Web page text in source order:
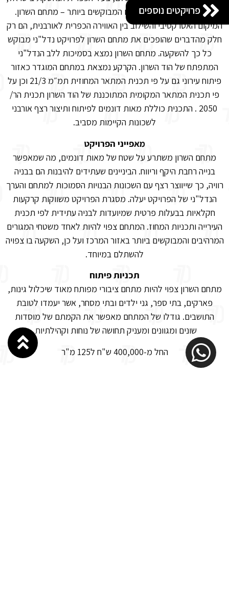
עתיד לקום אחד הפרויקטים המבוקשים ביותר – מתחם השרון.
המיקום האטרקטיבי והשילוב בין האווירה הכפרית לאורבנית, הם רק
חלק מהדברים שהופכים את מתחם השרון לפרויקט נדל"ני מבוקש
כל כך להשקעה. מתחם השרון נמצא בסמיכות ללב הנדל"ני
המתפתח של הוד השרון. הקרקע נמצאת במתחם המוגדר כאזור
פיתוח עירוני גם על פי תכנית המתאר המחוזית תמ״מ 21/3 וכן על
פי תכנית המתאר המקומית המתוכננת של הוד השרון תכנית הר/
2050 . התכנית כוללת מאות דונמים לפיתוח ותיצור רצף אורבני
לשכונות הקיימות מסביב.
מאפייני הפרויקט
מתחם השרון משתרע על שטח של מאות דונמים, מה שמאפשר
בנייה רחבת היקף וריווח. הביניינים שעתידים להיבנות הם בבניה
רוויה, כך שייווצר רצף עם השכונות הבנויות הסמוכות למתחם והערך
הנדל"ני של הפרויקט יעלה. מסגרת הפרויקט משווקות קרקעות
חקלאיות בבעלות פרטית שמיועדות לבניה עתידית לפי תכנית
העירייה ותכניות המחוז. המתחם צפוי להיות לאחד משטחי המגורים
המרהיבים והמבוקשים ביותר באזור המרכז ועל כן, השקעה בו צפויה
להשתלם במיוחד.
תכניות פיתוח
מתחם השרון צפוי להיות מתחם ציבורי מפותח מאוד שיכלול גינות,
פארקים, בתי ספר, גני ילדים ובתי מסחר, אשר יעמדו לטובת
התושבים. גודלו של המתחם מאפשר את הקמתם של מוסדות
שונים ומגוונים ומעניק תחושה של נוחות וקהילתיות.
החל מ-400,000 ש"ח ל125 מ"ר
פרויקטים נוספים